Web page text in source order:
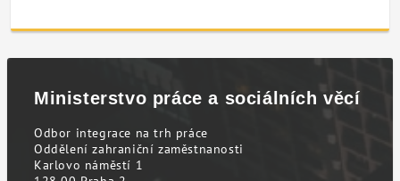
Ministerstvo práce a sociálních věcí
Odbor integrace na trh práce
Oddělení zahraniční zaměstnanosti
Karlovo náměstí 1